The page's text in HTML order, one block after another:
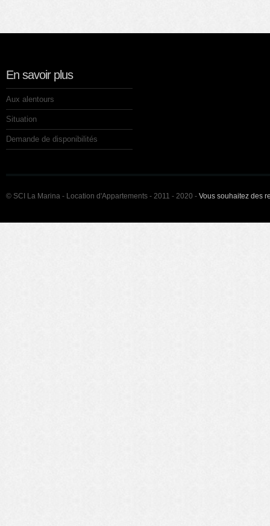
En savoir plus
Aux alentours
Situation
Demande de disponibilités
© SCI La Marina - Location d'Appartements - 2011 - 2020 - Vous souhaitez des